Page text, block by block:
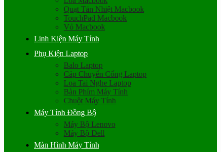
Quạt Tản Nhiệt Macbook
TouchPad Macbook
Vỏ Macbook
Linh Kiện Máy Tính
Phụ Kiện Laptop
Balo Laptop
Cáp Chuyển Cổng Laptop
Loa Tai Nghe Laptop
Bàn Phím Máy Tính
Chuột Máy Tính
Máy Tính Đồng Bộ
Máy Bộ Lenovo
Máy Bộ Dell
Màn Hình Máy Tính